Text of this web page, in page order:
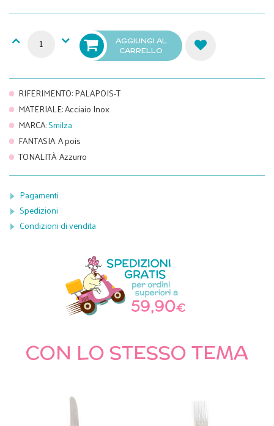
AGGIUNGI AL
CARRELLO
RIFERIMENTO:PALAPOIS-T
MATERIALE:Acciaio Inox
MARCA:Smilza
FANTASIA:A pois
TONALITÀ:Azzurro
Pagamenti
Spedizioni
Condizioni di vendita
CON LO STESSO TEMA